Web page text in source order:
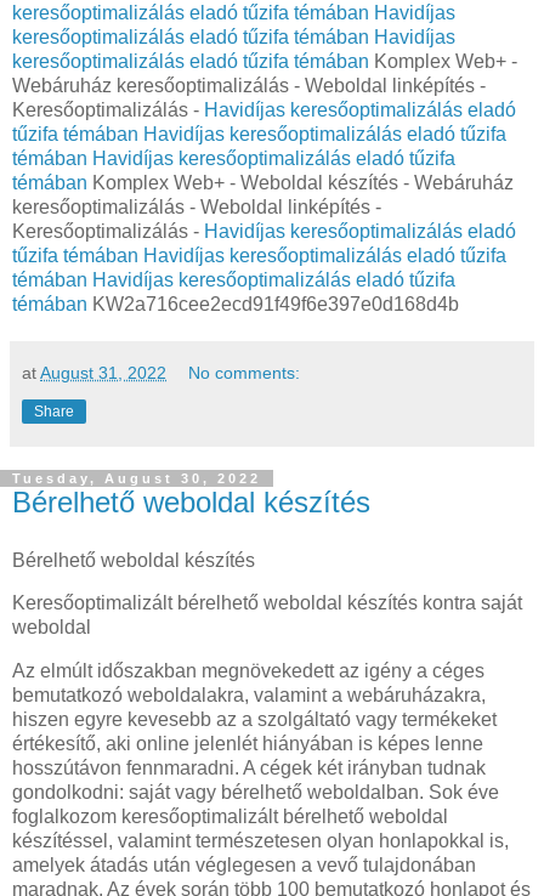
keresőoptimalizálás eladó tűzifa témában Havidíjas
keresőoptimalizálás eladó tűzifa témában Havidíjas
keresőoptimalizálás eladó tűzifa témában Komplex Web+ -
Webáruház keresőoptimalizálás - Weboldal linképítés -
Keresőoptimalizálás - Havidíjas keresőoptimalizálás eladó
tűzifa témában Havidíjas keresőoptimalizálás eladó tűzifa
témában Havidíjas keresőoptimalizálás eladó tűzifa
témában Komplex Web+ - Weboldal készítés - Webáruház
keresőoptimalizálás - Weboldal linképítés -
Keresőoptimalizálás - Havidíjas keresőoptimalizálás eladó
tűzifa témában Havidíjas keresőoptimalizálás eladó tűzifa
témában Havidíjas keresőoptimalizálás eladó tűzifa
témában KW2a716cee2ecd91f49f6e397e0d168d4b
atAugust 31, 2022 No comments:
Share
Tuesday, August 30, 2022
Bérelhető weboldal készítés
Bérelhető weboldal készítés
Keresőoptimalizált bérelhető weboldal készítés kontra saját
weboldal
Az elmúlt időszakban megnövekedett az igény a céges
bemutatkozó weboldalakra, valamint a webáruházakra,
hiszen egyre kevesebb az a szolgáltató vagy termékeket
értékesítő, aki online jelenlét hiányában is képes lenne
hosszútávon fennmaradni. A cégek két irányban tudnak
gondolkodni: saját vagy bérelhető weboldalban. Sok éve
foglalkozom keresőoptimalizált bérelhető weboldal
készítéssel, valamint természetesen olyan honlapokkal is,
amelyek átadás után véglegesen a vevő tulajdonában
maradnak. Az évek során több 100 bemutatkozó honlapot és